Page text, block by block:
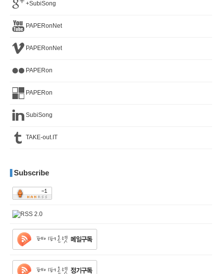
+SubiSong
PAPERonNet
PAPERonNet
PAPERon
PAPERon
SubiSong
TAKE-out.IT
Subscribe